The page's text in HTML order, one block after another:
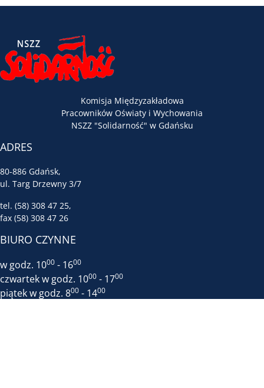
Komisja Międzyzakładowa
Pracowników Oświaty i Wychowania
NSZZ "Solidarność" w Gdańsku
ADRES
80-886 Gdańsk,
ul. Targ Drzewny 3/7
tel. (58) 308 47 25,
fax (58) 308 47 26
BIURO CZYNNE
w godz. 1000 - 1600
czwartek w godz. 1000 - 1700
piątek w godz. 800 - 1400